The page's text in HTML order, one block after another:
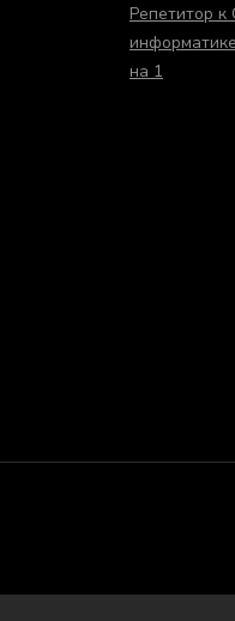
Репетитор
информатике
на 1